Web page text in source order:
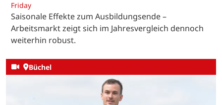
Friday
Saisonale Effekte zum Ausbildungsende –
Arbeitsmarkt zeigt sich im Jahresvergleich dennoch
weiterhin robust.
Büchel